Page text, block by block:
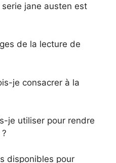
jane austen est
de la lecture de
je consacrer à la
je utiliser pour rendre
disponibles pour